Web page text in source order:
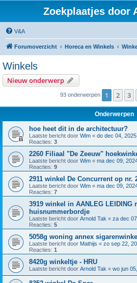
Zoekplaatjes door
V&A
Forumoverzicht Horeca en Winkels
Winkels
Nieuw onderwerp
93 onderwerpen 1 2 3
Onderwerpen
hoe heet dit in de architectuur?
Laatste bericht door Wim « do dec 04,
Reacties: 3
2260 Filiaal "De Zeeuw"
Laatste bericht door Wim « ma dec 09,
Reacties: 9
2911 winkel De Concurrent op nr.
Laatste bericht door Wim « ma dec 09,
Reacties: 7
3919 winkel in AANLEG LEIDING
huisnummerbordje
Laatste bericht door Arnold Tak « za dec
Reacties: 5
5058g woning annex
Laatste bericht door Mathijs « zo sep 22,
Reacties: 1
8420g winkeltje - HRU
Laatste bericht door Arnold Tak « wo jun